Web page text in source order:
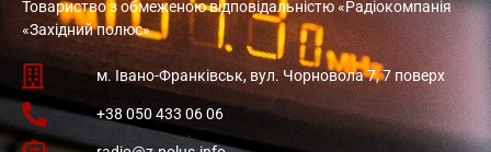
Товариство з обмеженою відповідальністю «Радіокомпанія
«Західний полюс»
м. Івано-Франківськ, вул. Чорновола 7, 7 поверх
+38 050 433 06 06